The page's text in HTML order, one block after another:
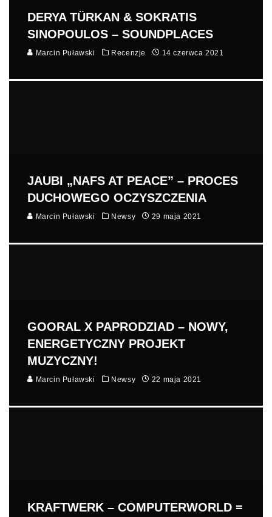
DERYA TÜRKAN & SOKRATIS
SINOPOULOS – SOUNDPLACES
Marcin Puławski Recenzje 14 czerwca 2021
JAUBI „NAFS AT PEACE” – PROCES
DUCHOWEGO OCZYSZCZENIA
Marcin Puławski Newsy 29 maja 2021
GOORAL X PAPRODZIAD – NOWY,
ENERGETYCZNY PROJEKT
MUZYCZNY!
Marcin Puławski Newsy 22 maja 2021
KRAFTWERK – COMPUTERWORLD =